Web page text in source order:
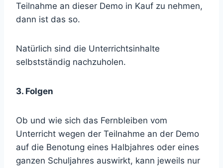
Teilnahme an dieser Demo in Kauf zu nehmen,
dann ist das so.
Natürlich sind die Unterrichtsinhalte
selbstständig nachzuholen.
3. Folgen
Ob und wie sich das Fernbleiben vom
Unterricht wegen der Teilnahme an der Demo
auf die Benotung eines Halbjahres oder eines
ganzen Schuljahres auswirkt, kann jeweils nur